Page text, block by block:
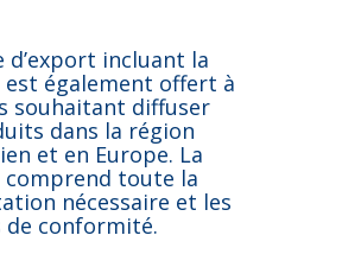
d’export incluant la
également offert à
souhaitant diffuser
dans la région
et en Europe. La
toute la
nécessaire et les
conformité.